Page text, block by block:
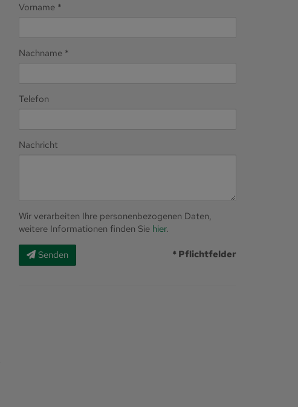
Vorname
Nachname
Telefon
Nachricht
Wir verarbeiten Ihre personenbezogenen Daten,
weitere Informationen finden Sie hier.
Senden * Pflichtfelder